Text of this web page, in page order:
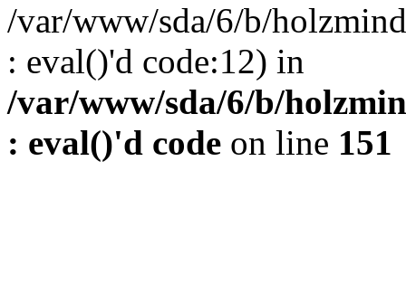
/var/www/sda/6/b/
: eval()'d code:12) in
/var/www/sda/6/b/
: eval()'d code on line 151